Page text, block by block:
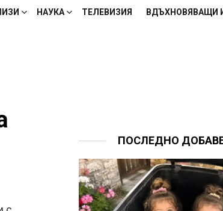
НАУКА ТЕЛЕВИЗИЯ ВДЪХНОВЯВАЩИ
ПОСЛЕДНО